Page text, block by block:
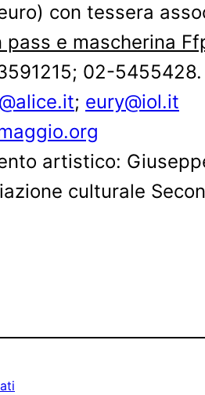
con tessera
e mascherina
02-5455428.
; eury@iol.it
artistico:
culturale